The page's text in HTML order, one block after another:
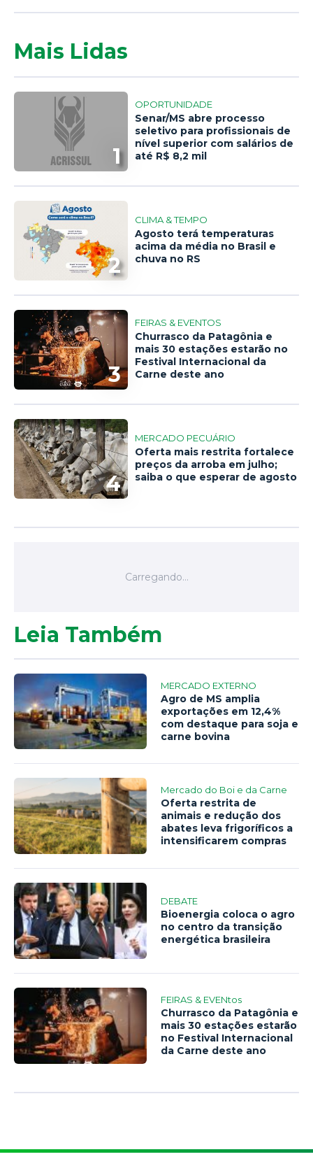
Mais Lidas
1
OPORTUNIDADE
Senar/MS abre processo
seletivo para profissionais de
nível superior com salários de
até R$ 8,2 mil
2
CLIMA & TEMPO
Agosto terá temperaturas
acima da média no Brasil e
chuva no RS
3
FEIRAS & EVENTOS
Churrasco da Patagônia e
mais 30 estações estarão no
Festival Internacional da
Carne deste ano
4
MERCADO PECUÁRIO
Oferta mais restrita fortalece
preços da arroba em julho;
saiba o que esperar de agosto
Leia Também
MERCADO EXTERNO
Agro de MS amplia
exportações em 12,4%
com destaque para soja e
carne bovina
Mercado do Boi e da Carne
Oferta restrita de
animais e redução dos
abates leva frigoríficos a
intensificarem compras
DEBATE
Bioenergia coloca o agro
no centro da transição
energética brasileira
FEIRAS & EVENtos
Churrasco da Patagônia e
mais 30 estações estarão
no Festival Internacional
da Carne deste ano